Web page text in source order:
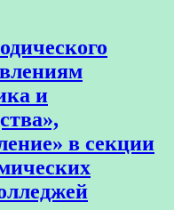
и
в секции